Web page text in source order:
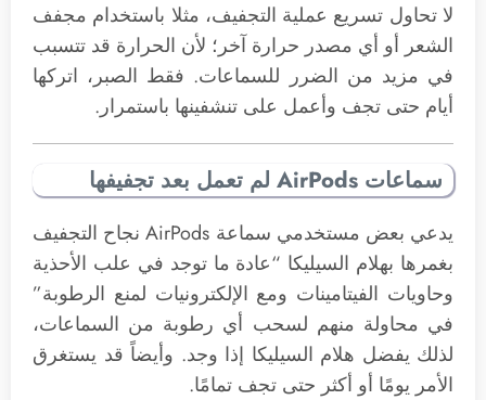
لا تحاول تسريع عملية التجفيف، مثلا باستخدام مجفف
الشعر أو أي مصدر حرارة آخر؛ لأن الحرارة قد تتسبب
في مزيد من الضرر للسماعات. فقط الصبر، اتركها
أيام حتى تجف وأعمل على تنشفينها باستمرار.
سماعات AirPods لم تعمل بعد تجفيفها
يدعي بعض مستخدمي سماعة AirPods نجاح التجفيف
بغمرها بهلام السيليكا “عادة ما توجد في علب الأحذية
وحاويات الفيتامينات ومع الإلكترونيات لمنع الرطوبة”
في محاولة منهم لسحب أي رطوبة من السماعات،
لذلك يفضل هلام السيليكا إذا وجد. وأيضاً قد يستغرق
الأمر يومًا أو أكثر حتى تجف تمامًا.